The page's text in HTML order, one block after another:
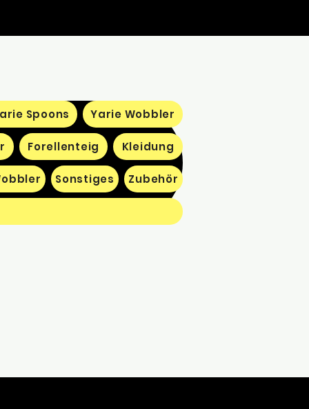
Spoons Yarie Wobbler
Forellenteig Kleidung
Sonstiges Zubehör